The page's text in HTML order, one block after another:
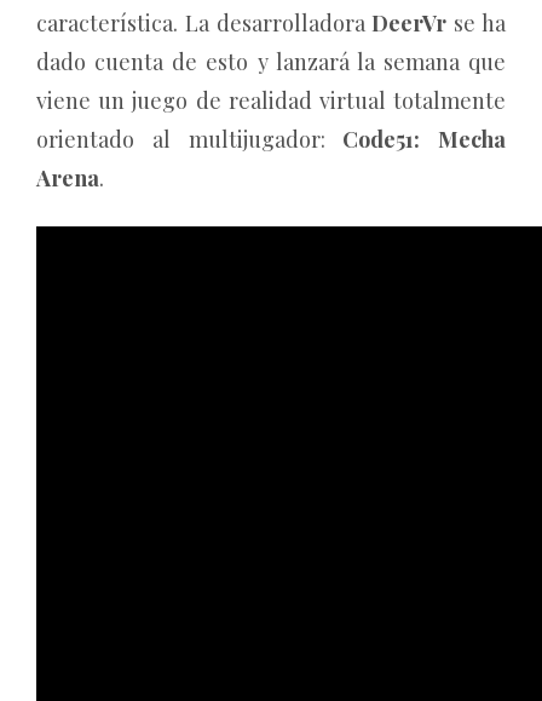
característica. La desarrolladoraDeerVr se ha
dado cuenta de esto y lanzará la semana que
viene un juego de realidad virtual totalmente
orientado al multijugador: Code51: Mecha
Arena.